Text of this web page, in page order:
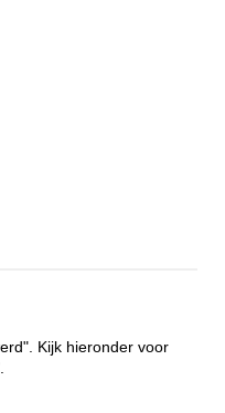
Kijk hieronder voor